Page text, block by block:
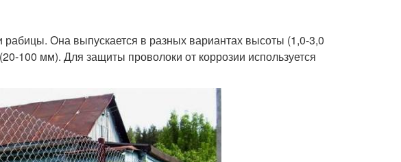
Она выпускается в разных вариантах высоты (1,0-3,0
100 мм). Для защиты проволоки от коррозии используется